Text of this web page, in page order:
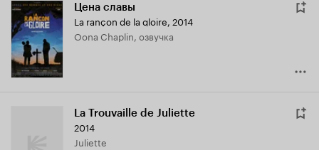
Цена славы
La rançon de la gloire, 2014
Oona Chaplin, озвучка
La Trouvaille de Juliette
2014
Juliette